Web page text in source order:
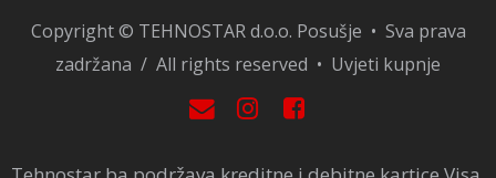
Copyright © TEHNOSTAR d.o.o. Posušje • Sva prava
zadržana / All rights reserved • Uvjeti kupnje